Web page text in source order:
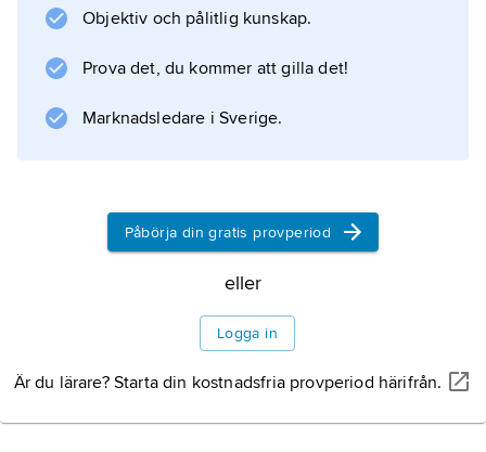
medföra allvarlig fara för de ungas
sedliga fostran.
Någon åldersgräns anges inte i lagtexten,
Information om artikeln
Objektiv och pålitlig kunskap.
Prova det, du kommer att gilla det!
Marknadsledare i Sverige.
Påbörja din gratis provperiod
eller
Logga in
Är du lärare? Starta din kostnadsfria provperiod härifrån.